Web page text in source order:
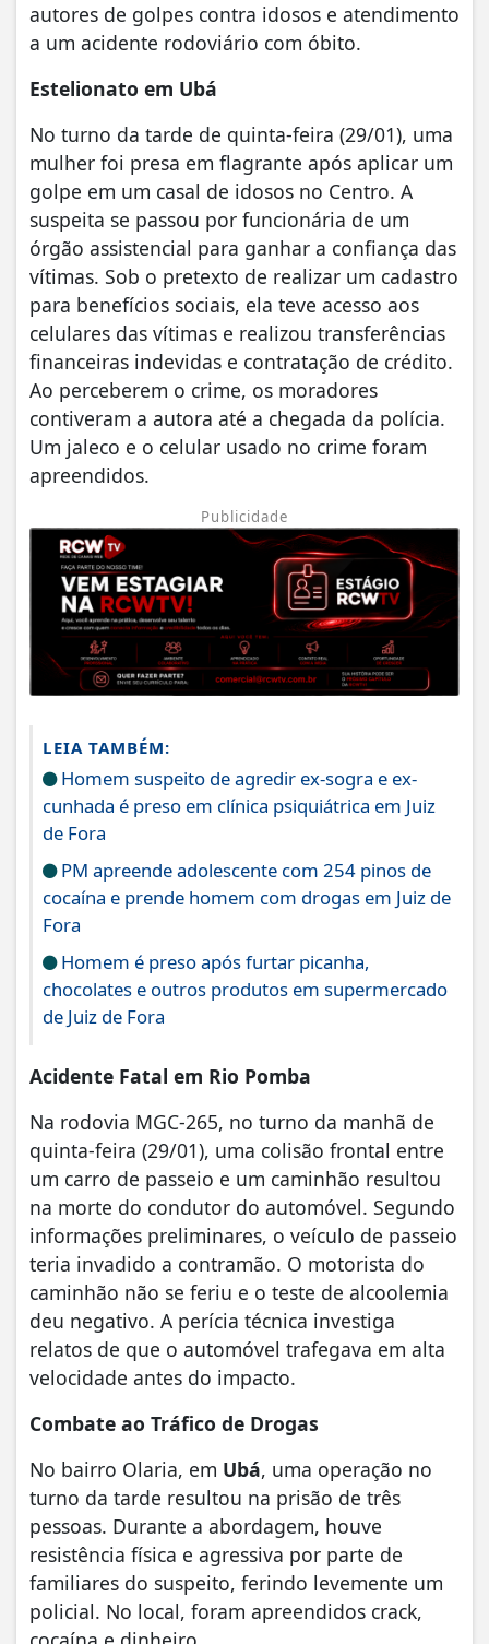
autores de golpes contra idosos e atendimento
a um acidente rodoviário com óbito.
Estelionato em Ubá
No turno da tarde de quinta-feira (29/01), uma
mulher foi presa em flagrante após aplicar um
golpe em um casal de idosos no Centro. A
suspeita se passou por funcionária de um
órgão assistencial para ganhar a confiança das
vítimas. Sob o pretexto de realizar um cadastro
para benefícios sociais, ela teve acesso aos
celulares das vítimas e realizou transferências
financeiras indevidas e contratação de crédito.
Ao perceberem o crime, os moradores
contiveram a autora até a chegada da polícia.
Um jaleco e o celular usado no crime foram
apreendidos.
Publicidade
LEIA TAMBÉM:
Homem suspeito de agredir ex-sogra e ex-
cunhada é preso em clínica psiquiátrica em Juiz
de Fora
PM apreende adolescente com 254 pinos de
cocaína e prende homem com drogas em Juiz de
Fora
Homem é preso após furtar picanha,
chocolates e outros produtos em supermercado
de Juiz de Fora
Acidente Fatal em Rio Pomba
Na rodovia MGC-265, no turno da manhã de
quinta-feira (29/01), uma colisão frontal entre
um carro de passeio e um caminhão resultou
na morte do condutor do automóvel. Segundo
informações preliminares, o veículo de passeio
teria invadido a contramão. O motorista do
caminhão não se feriu e o teste de alcoolemia
deu negativo. A perícia técnica investiga
relatos de que o automóvel trafegava em alta
velocidade antes do impacto.
Combate ao Tráfico de Drogas
No bairro Olaria, em Ubá, uma operação no
turno da tarde resultou na prisão de três
pessoas. Durante a abordagem, houve
resistência física e agressiva por parte de
familiares do suspeito, ferindo levemente um
policial. No local, foram apreendidos crack,